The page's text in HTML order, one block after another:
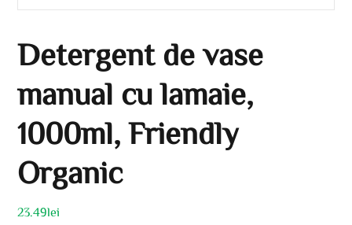
Detergent de vase
manual cu lamaie,
1000ml, Friendly
Organic
23.49lei